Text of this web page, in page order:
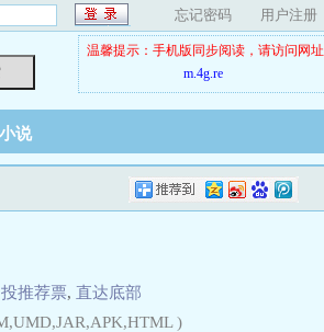
忘记密码 用户注册
温馨提示：手机版同步阅读，请访问网址
m.4g.re
说
投推荐票, 直达底部
)